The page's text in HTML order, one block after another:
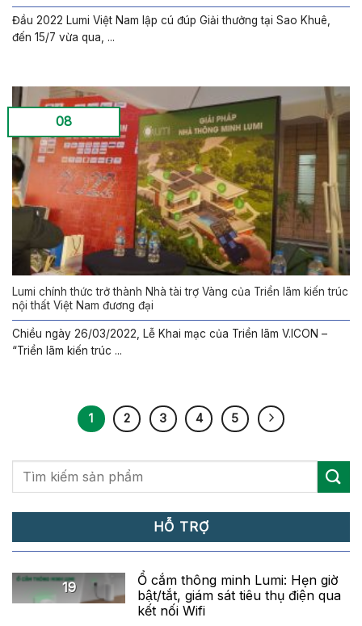
Đầu 2022 Lumi Việt Nam lập cú đúp Giải thưởng tại Sao Khuê,
đến 15/7 vừa qua, ...
Lumi chính thức trở thành Nhà tài trợ Vàng của Triển lãm kiến trúc
nội thất Việt Nam đương đại
Chiều ngày 26/03/2022, Lễ Khai mạc của Triển lãm V.ICON –
“Triển lãm kiến trúc ...
08
1 2 3 4 5
HỖ TRỢ
19
Ổ cắm thông minh Lumi: Hẹn giờ
bật/tắt, giám sát tiêu thụ điện qua
kết nối Wifi